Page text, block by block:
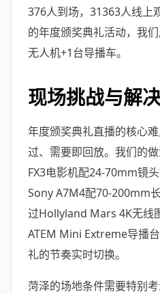
376人到场，31363人线
的年度颁奖典礼活动，我
无人机+1台导播车。
现场挑战与解
年度颁奖典礼直播的核心
过、需要即回放。我们的
FX3电影机配24-70mm镜
Sony A7M4配70-200mm
过Hollyland Mars 4K无线
ATEM Mini Extreme导播
礼的节奏实时切换。
菏泽的场地条件需要特别